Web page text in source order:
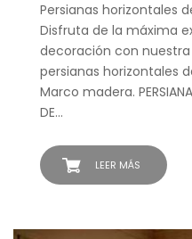
LEER MÁS
Persianas horizontales
Disfruta de la máxima
decoración con
persianas horizontales
Marco madera.
DE…